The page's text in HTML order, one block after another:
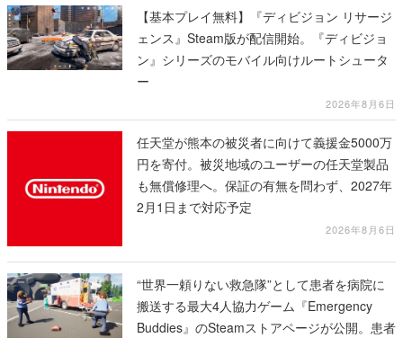
【基本プレイ無料】『ディビジョン リサージ
ェンス』Steam版が配信開始。『ディビジョ
ン』シリーズのモバイル向けルートシュータ
ー
2026年8月6日
任天堂が熊本の被災者に向けて義援金5000万
円を寄付。被災地域のユーザーの任天堂製品
も無償修理へ。保証の有無を問わず、2027年
2月1日まで対応予定
2026年8月6日
“世界一頼りない救急隊”として患者を病院に
搬送する最大4人協力ゲーム『Emergency
Buddies』のSteamストアページが公開。患者